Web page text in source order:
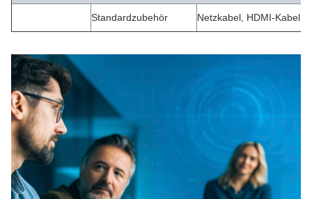
Standardzubehör Netzkabel, HDMI-Kabel,